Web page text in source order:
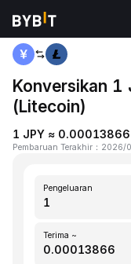
Beranda
Konversikan 1
(Litecoin)
1 JPY ≈ 0.00013866
Pembaruan Terakhir ： 2026/
Pengeluaran
Terima ~